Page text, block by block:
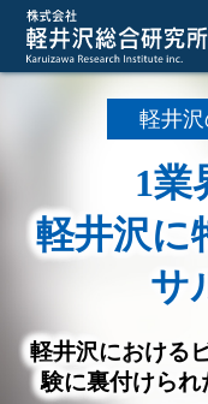
軽井
1業
軽井沢に
サ
軽井沢における
験に裏付けられ